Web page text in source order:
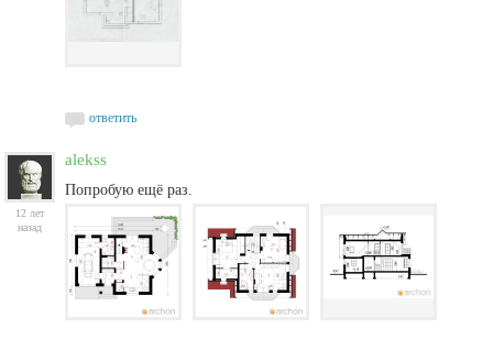
ответить
12 лет
назад
alekss
Попробую ещё раз.